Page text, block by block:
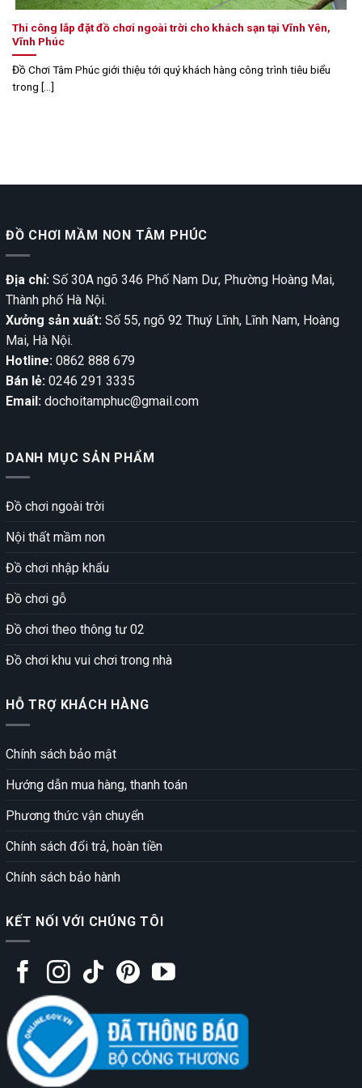
Thi công lắp đặt đồ chơi ngoài trời cho khách sạn tại Vĩnh Yên,
Vĩnh Phúc
Đồ Chơi Tâm Phúc giới thiệu tới quý khách hàng công trình tiêu biểu
trong [...]
ĐỒ CHƠI MẦM NON TÂM PHÚC
Địa chỉ: Số 30A ngõ 346 Phố Nam Dư, Phường Hoàng Mai,
Thành phố Hà Nội.
Xưởng sản xuất: Số 55, ngõ 92 Thuý Lĩnh, Lĩnh Nam, Hoàng
Mai, Hà Nội.
Hotline: 0862 888 679
Bán lẻ: 0246 291 3335
Email: dochoitamphuc@gmail.com
DANH MỤC SẢN PHẨM
Đồ chơi ngoài trời
Nội thất mầm non
Đồ chơi nhập khẩu
Đồ chơi gỗ
Đồ chơi theo thông tư 02
Đồ chơi khu vui chơi trong nhà
HỖ TRỢ KHÁCH HÀNG
Chính sách bảo mật
Hướng dẫn mua hàng, thanh toán
Phương thức vận chuyển
Chính sách đổi trả, hoàn tiền
Chính sách bảo hành
KẾT NỐI VỚI CHÚNG TÔI